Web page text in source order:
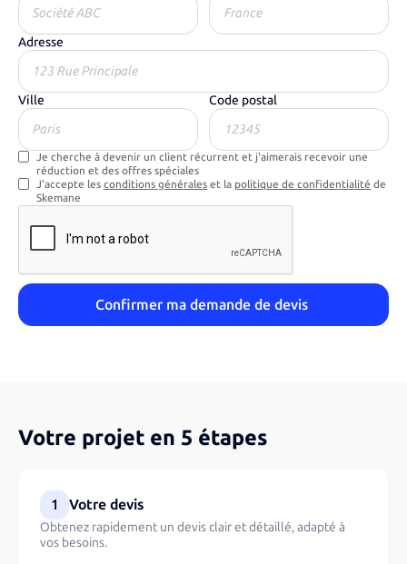
Adresse
Ville Code postal
Je cherche à devenir un client récurrent et j'aimerais recevoir une
réduction et des offres spéciales
J'accepte lesconditions générales et la politique de confidentialité de
Skemane
Votre projet en 5 étapes
1 Votre devis
Obtenez rapidement un devis clair et détaillé, adapté à
vos besoins.